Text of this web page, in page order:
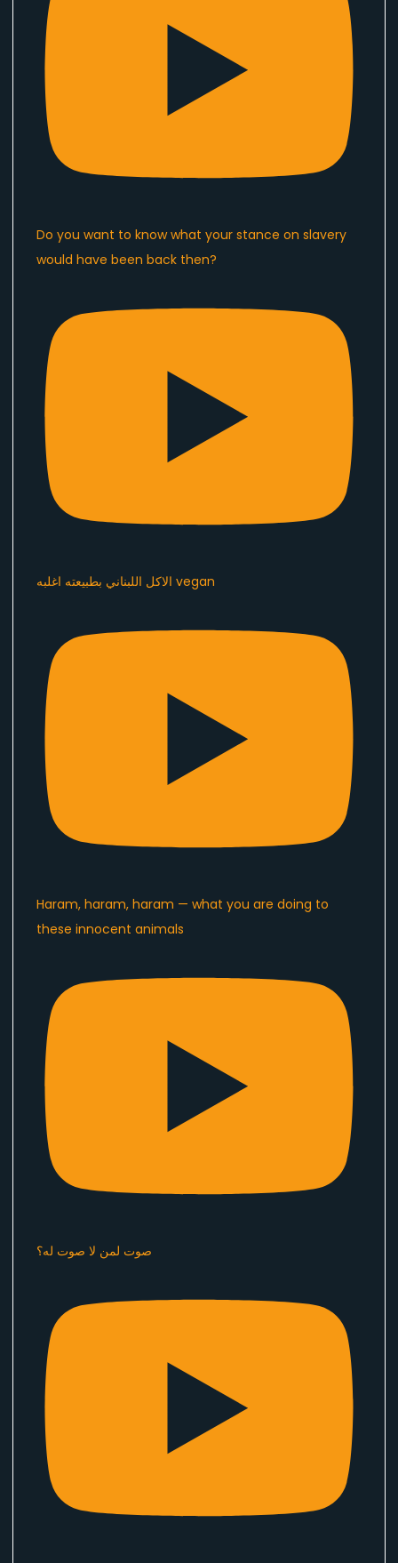
Do you want to know what your stance on slavery
would have been back then?
الاكل اللبناني بطبيعته اغلبه vegan
Haram, haram, haram — what you are doing to
these innocent animals
صوت لمن لا صوت له؟